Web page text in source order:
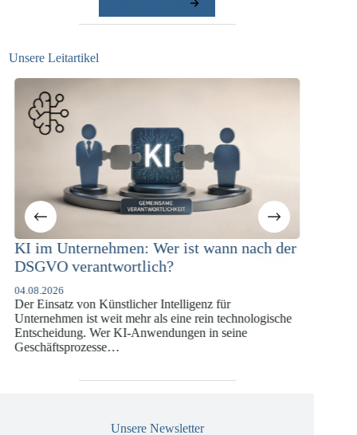
Unsere Leitartikel
Wer ist wann nach der
Intelligenz für
als eine rein technologische
Anwendungen in seine
KI-Compliance in der
07.07.2026
Die europäische
vergangenen Jahren eine